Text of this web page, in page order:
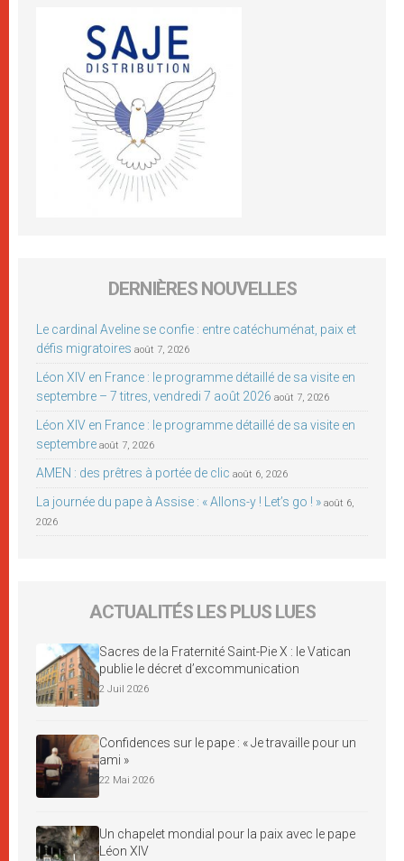
DERNIÈRES NOUVELLES
Le cardinal Aveline se confie : entre catéchuménat, paix et
défis migratoires août 7, 2026
Léon XIV en France : le programme détaillé de sa visite en
septembre – 7 titres, vendredi 7 août 2026 août 7, 2026
Léon XIV en France : le programme détaillé de sa visite en
septembre août 7, 2026
AMEN : des prêtres à portée de clic août 6, 2026
La journée du pape à Assise : « Allons-y ! Let’s go ! » août 6,
2026
ACTUALITÉS LES PLUS LUES
Sacres de la Fraternité Saint-Pie X : le Vatican
publie le décret d’excommunication
2 Juil 2026
Confidences sur le pape : « Je travaille pour un
ami »
22 Mai 2026
Un chapelet mondial pour la paix avec le pape
Léon XIV